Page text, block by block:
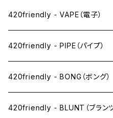
420friendly - VAPE（電子）
ペン下
ニコパフ系
ドライ系
420friendly - PIPE（パイプ）
420friendly - BONG（ボング）
420friendly - BLUNT（ブランツ